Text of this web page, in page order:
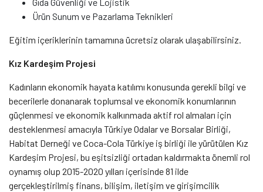
Ürün Sunum ve Pazarlama Teknikleri
Eğitim içeriklerinin tamamına ücretsiz olarak ulaşabilirsiniz.
Kız Kardeşim Projesi
Kadınların ekonomik hayata katılımı konusunda gerekli bilgi ve
becerilerle donanarak toplumsal ve ekonomik konumlarının
güçlenmesi ve ekonomik kalkınmada aktif rol almaları için
desteklenmesi amacıyla Türkiye Odalar ve Borsalar Birliği,
Habitat Derneği ve Coca-Cola Türkiye iş birliği ile yürütülen Kız
Kardeşim Projesi, bu eşitsizliği ortadan kaldırmakta önemli rol
oynamış olup 2015-2020 yılları içerisinde 81 ilde
gerçekleştirilmiş finans, bilişim, iletişim ve girişimcilik